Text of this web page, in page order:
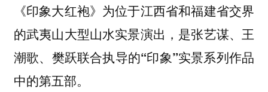
《印象大红袍》为位于江西省和福建省交界
的武夷山大型山水实景演出， 是张艺谋、王
潮歌、樊跃联合执导的“印象”实景系列作品
中的第五部。